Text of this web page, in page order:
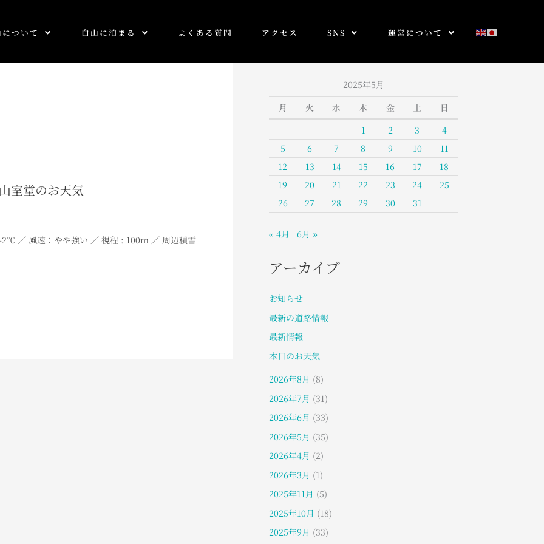
について 白山に泊まる よくある質問 アクセス SNS 運営について
室堂のお天気
／ 風速：やや強い ／ 視程 : 100ｍ ／ 周辺積雪
2025年5月
月
火 水 木 金 土
日
1
2 3
4
5
6 7 8 9 10
11
12
13 14 15 16 17
18
19
20 21 22 23 24
25
26
27 28 29 30 31
« 4月 6月 »
アーカイブ
お知らせ
最新の道路情報
最新情報
本日のお天気
2026年8月 (8)
2026年7月 (31)
2026年6月 (33)
2026年5月 (35)
2026年4月 (2)
2026年3月 (1)
2025年11月 (5)
2025年10月 (18)
2025年9月 (33)